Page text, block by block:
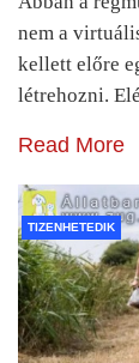
nem a
kellett előre
létrehozni.
Read More
TIZENHETEDIK